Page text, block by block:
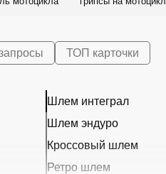
ТОП карточки
Шлем интеграл
Шлем эндуро
Кроссовый шлем
Ретро шлем